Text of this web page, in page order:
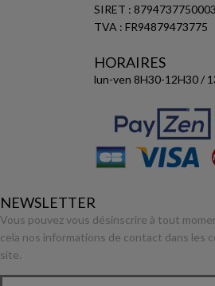
SIRET :
TVA : FR94879473775
HORAIRES
lun-ven 8H30-12H30 /
NEWSLETTER
Vous pouvez vous désinscrire à tout
cela nos informations de contact dans les
site.